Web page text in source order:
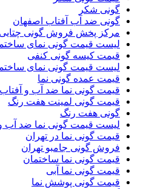
گونی شکر
گونی ضد آب آفتاب اصفهان
مرکز پخش فروش گونی چتایی
لیست قیمت گونی نمای
قیمت کیسه گونی کنفی
لیست قیمت گونی نمای
قیمت عمده گونی نما
قیمت گونی نما ضد آب و آفتاب
قیمت گونی لمینت هفت رنگ
گونی هفت رنگ
لیست قیمت گونی نما ضد آب
قیمت گونی نما در تهران
فروش گونی جامبو تهران
قیمت گونی نما ساختمان
قیمت گونی نما آبی
قیمت گونی پوشش نما